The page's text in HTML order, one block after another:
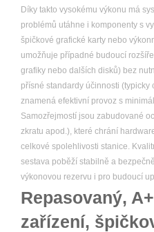
Díky takto vysokému výkonu má
problémů utáhne i komponenty s
špičkové grafické karty nebo
umožňuje případné budoucí
grafiky nebo dalších disků) bez
přísné standardy účinnosti (typicky
znamená efektivní provoz s
Samozřejmostí jsou zabudované
zkratu apod.), které chrání
celkové spolehlivosti stanice.
sestava poběží stabilně a
výkonovou rezervu i pro budoucí
Repasovaný,
zařízení,